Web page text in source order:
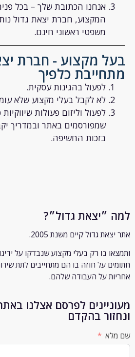
גדול״?
גדול קיים משנת 2005.
בו רקבעלי מקצוע שנבדקו על ידינו. כל
על חוזה בו הם מתחייבים לתת שירות
על העבודה שלהם.
לפרסם אצלנו באתר?
בהקדם
אנחנו הכתובת שלך – בכל פניה ואו
המקצוע, חברת יצאת גדול נותנת
משפטי ראשוני חינם.
מקצוע - חברת יצאת
כלפיך
לפעול בהגינות עסקית.
לא לקבל בעלי מקצוע שלא עומדים
לפעול וליזום פעולות שיווקיות כדי
שמפורסמים באתר ובמדריך יקבלו
בזכות החשיפה.